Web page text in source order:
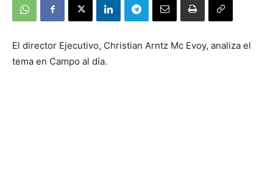
El director Ejecutivo, Christian Arntz Mc Evoy, analiza el
tema en Campo al día.